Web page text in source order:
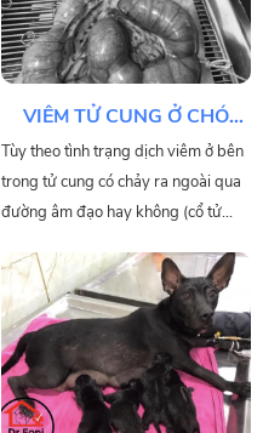
kiểm tra sức khỏe cho chó mèo
ngay nhé!
VIÊM TỬ CUNG Ở CHÓ
MÈO
Tùy theo tình trạng dịch viêm ở bên
trong tử cung có chảy ra ngoài qua
đường âm đạo hay không (cổ tử
chia viêm tử cung làm hai dạng là
viêm tử cung dạng kín và dạng hở.